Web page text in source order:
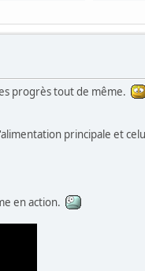
progrès tout de même.
principale et
en action.